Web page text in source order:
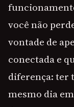
você não
vontade de
conectada e
diferença: ter
mesmo dia